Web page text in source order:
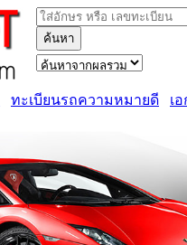
ค้นหา
ทะเบียนรถความหมายดี เ